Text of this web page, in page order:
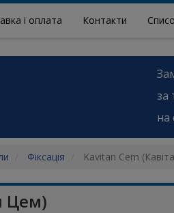
і оплата Контакти
за
на
Фіксація Kavitan Cem
Цем)